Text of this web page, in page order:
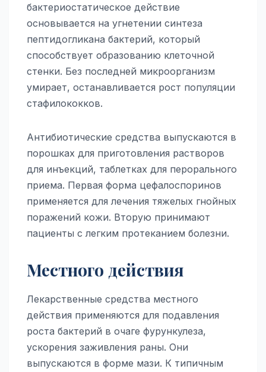
бактериостатическое действие
основывается на угнетении синтеза
пептидогликана бактерий, который
способствует образованию клеточной
стенки. Без последней микроорганизм
умирает, останавливается рост популяции
стафилококков.
Антибиотические средства выпускаются в
порошках для приготовления растворов
для инъекций, таблетках для перорального
приема. Первая форма цефалоспоринов
применяется для лечения тяжелых гнойных
поражений кожи. Вторую принимают
пациенты с легким протеканием болезни.
Местного действия
Лекарственные средства местного
действия применяются для подавления
роста бактерий в очаге фурункулеза,
ускорения заживления раны. Они
выпускаются в форме мази. К типичным